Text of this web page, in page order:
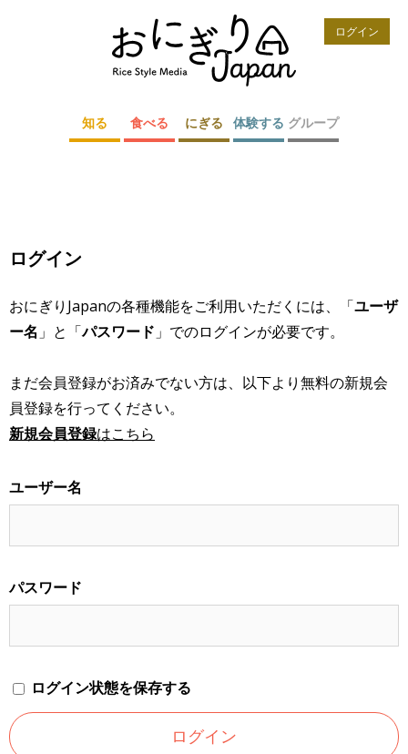
ログイン
知る 食べる にぎる 体験する グループ
ログイン
おにぎりJapanの各種機能をご利用いただくには、「ユーザ
ー名 」と「パスワード 」でのログインが必要です。
まだ会員登録がお済みでない方は、以下より無料の新規会
員登録を行ってください。
新規会員登録はこちら
ユーザー名
パスワード
ログイン状態を保存する